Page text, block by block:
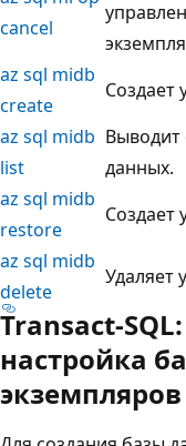
cancel
az sql midb
create
Создает
az sql midb
list
Выводит
данных.
az sql midb
restore
Создает
az sql midb
delete
Удаляет
Transact-
настройка
экземпляров